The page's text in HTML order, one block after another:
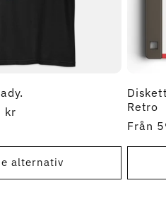
kr
alternativ
Retro
Från